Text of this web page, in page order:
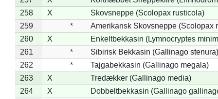
258
X
Skovsneppe (Scolopax rusticola)
259
*
Amerikansk Skovsneppe (Scolopax
260
X
Enkeltbekkasin (Lymnocryptes
261
*
Sibirisk Bekkasin (Gallinago stenura)
262
*
Tajgabekkasin (Gallinago megala)
263
X
Tredækker (Gallinago media)
264
X
Dobbeltbekkasin (Gallinago